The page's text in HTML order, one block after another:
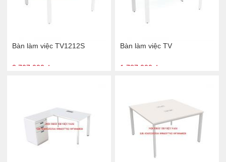
Bàn làm việc TV1212S
2.707.000 ₫
Bàn làm việc TV
1.787.000 ₫